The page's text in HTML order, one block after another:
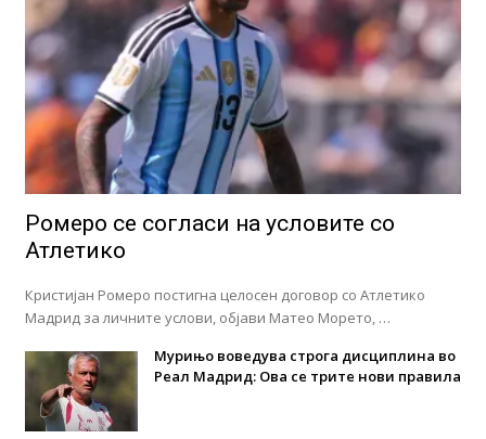
Ромеро се согласи на условите со
Атлетико
Кристијан Ромеро постигна целосен договор со Атлетико
Мадрид за личните услови, објави Матео Морето, …
Мурињо воведува строга дисциплина во
Реал Мадрид: Ова се трите нови правила